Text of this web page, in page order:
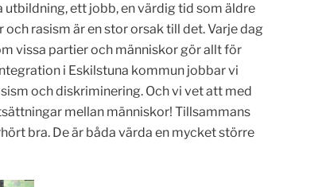
ett jobb, en värdig tid som äldre
rasism är en stor orsak till det. Varje dag
vissa partier och människor gör allt för
i Eskilstuna kommun jobbar vi
och diskriminering. Och vi vet att med
mellan människor! Tillsammans
bra. De är båda värda en mycket större